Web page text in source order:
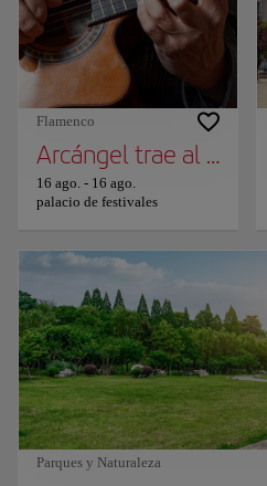
Flamenco
Arcángel trae al FIS
16 ago. - 16 ago.
palacio de festivales
Parques y Naturaleza